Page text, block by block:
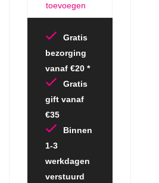
toevoegen
Gratis
bezorging
vanaf €20 *
Gratis
gift vanaf
€35
Binnen
1-3
werkdagen
verstuurd